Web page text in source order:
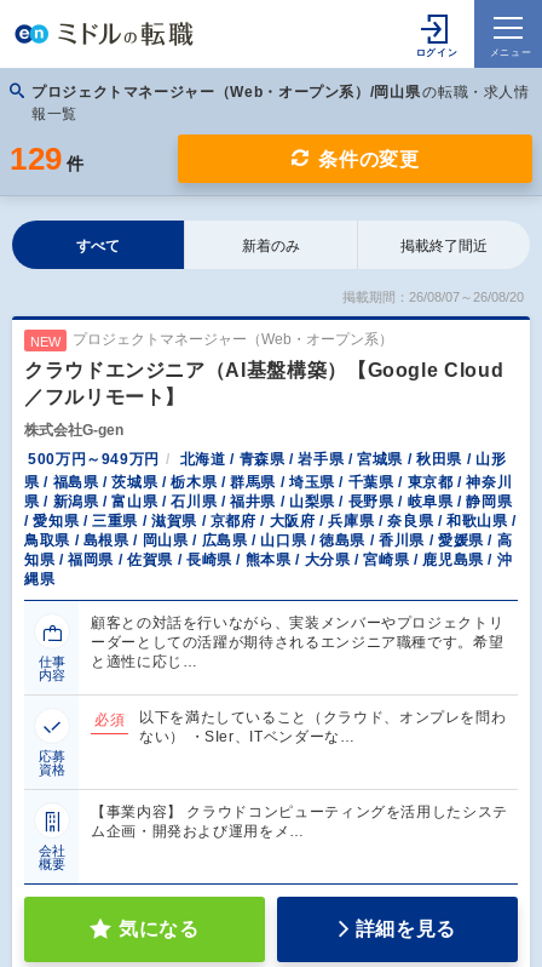
プロジェクトマネージャー（Web・オープン系）/岡山県の転職・求人情
報一覧
129 件 条件の変更
すべて 新着のみ 掲載終了間近
掲載期間：26/08/07～26/08/20
NEW プロジェクトマネージャー（Web・オープン系）
クラウドエンジニア（AI基盤構築）【Google Cloud
／フルリモート】
株式会社G-gen
500万円～949万円
北海道 / 青森県 / 岩手県 / 宮城県 / 秋田県 / 山形
県 / 福島県 / 茨城県 / 栃木県 / 群馬県 / 埼玉県 / 千葉県 / 東京都 / 神奈川
県 / 新潟県 / 富山県 / 石川県 / 福井県 / 山梨県 / 長野県 / 岐阜県 / 静岡県
/ 愛知県 / 三重県 / 滋賀県 / 京都府 / 大阪府 / 兵庫県 / 奈良県 / 和歌山県 /
鳥取県 / 島根県 / 岡山県 / 広島県 / 山口県 / 徳島県 / 香川県 / 愛媛県 / 高
知県 / 福岡県 / 佐賀県 / 長崎県 / 熊本県 / 大分県 / 宮崎県 / 鹿児島県 / 沖
縄県
仕事
内容
顧客との対話を行いながら、実装メンバーやプロジェクトリ
ーダーとしての活躍が期待されるエンジニア職種です。希望
と適性に応じ…
応募
資格
必須
以下を満たしていること（クラウド、オンプレを問わ
ない） ・SIer、ITベンダーな…
会社
概要
【事業内容】 クラウドコンピューティングを活用したシステ
ム企画・開発および運用をメ…
気になる 詳細を見る